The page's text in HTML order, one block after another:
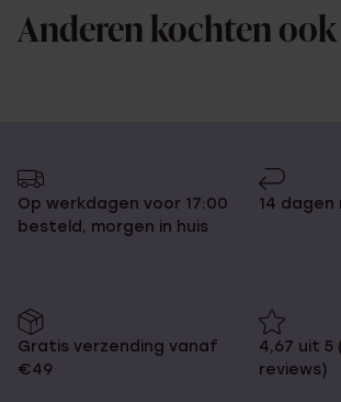
Anderen kochten ook
Op werkdagen voor 17:00
besteld, morgen in huis
14
Gratis verzending vanaf
€49
4,67 uit 5
reviews)